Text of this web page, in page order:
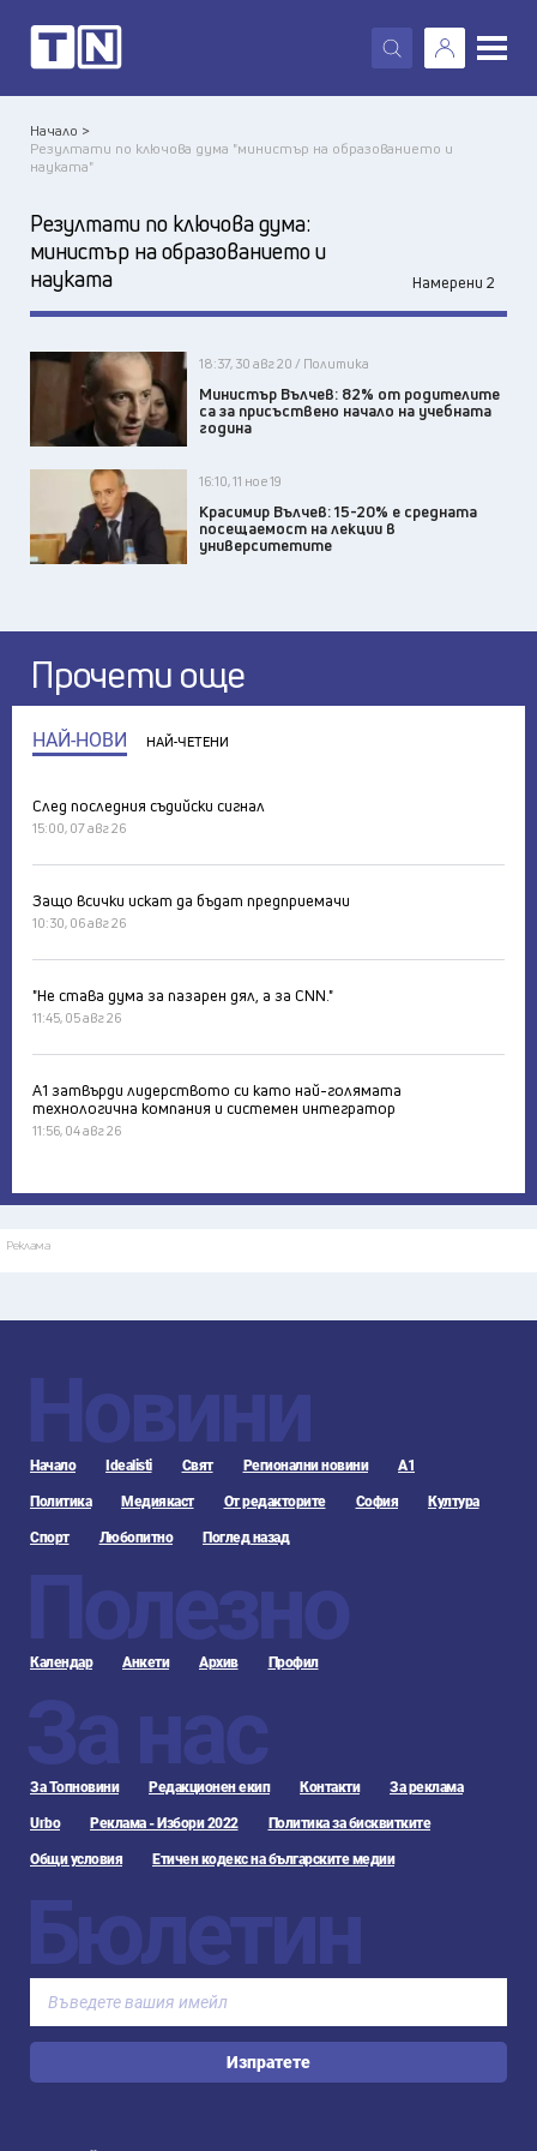
X
Начало >
Резултати по ключова дума "министър на образованието и
науката"
Резултати по ключова дума:
министър на образованието и
науката
Намерени 2
18:37, 30 авг 20 / Политика
Министър Вълчев: 82% от родителите
са за присъствено начало на учебната
година
16:10, 11 ное 19
Красимир Вълчев: 15-20% е средната
посещаемост на лекции в
университетите
Прочети още
НАЙ-НОВИ НАЙ-ЧЕТЕНИ
След последния съдийски сигнал
15:00, 07 авг 26
Защо всички искат да бъдат предприемачи
10:30, 06 авг 26
"Не става дума за пазарен дял, а за CNN."
11:45, 05 авг 26
А1 затвърди лидерството си като най-голямата
технологична компания и системен интегратор
11:56, 04 авг 26
Реклама
Новини
Начало Idealisti Свят Регионални новини А1
Политика Медиякаст От редакторите София Култура
Спорт Любопитно Поглед назад
Полезно
Календар Анкети Архив Профил
За нас
За Топновини Редакционен екип Контакти За реклама
Urbo Реклама - Избори 2022 Политика за бисквитките
Общи условия Етичен кодекс на българските медии
Бюлетин
Изпратете